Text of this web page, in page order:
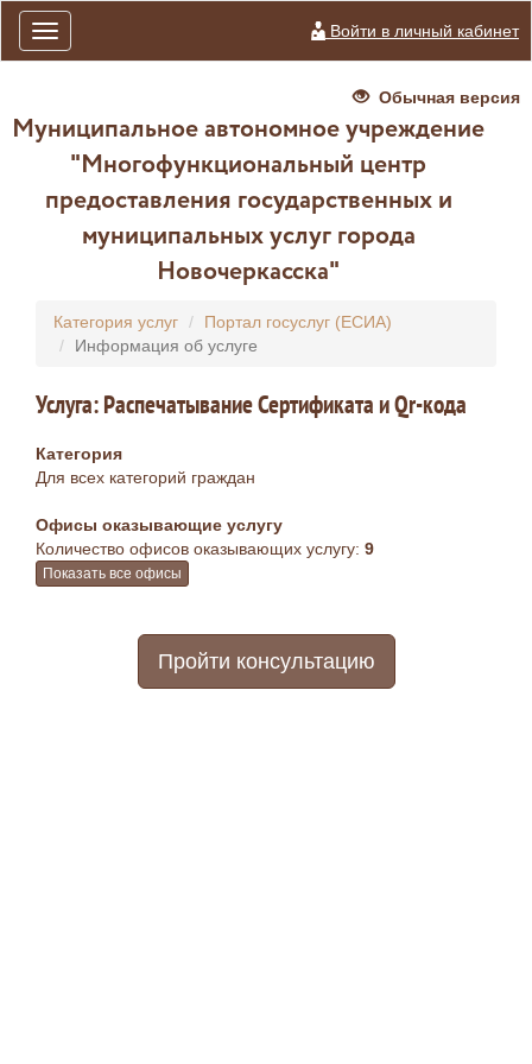
Toggle
navigation
Войти в личный кабинет
Обычная версия
Муниципальное автономное учреждение
"Многофункциональный центр
предоставления государственных и
муниципальных услуг города
Новочеркасска"
Категория услуг
Портал госуслуг (ЕСИА)
Информация об услуге
Услуга: Распечатывание Сертификата и Qr-кода
Категория
Для всех категорий граждан
Офисы оказывающие услугу
Количество офисов оказывающих услугу: 9
Показать все офисы
Пройти консультацию